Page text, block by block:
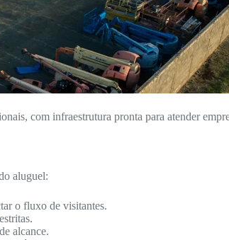
com infraestrutura pronta para atender
aluguel:
o fluxo de visitantes.
alcance.